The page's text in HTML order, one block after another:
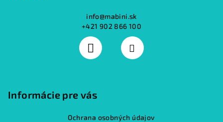
info@mabini.sk
+421 902 866 100
Informácie pre vás
Ochrana osobných údajov